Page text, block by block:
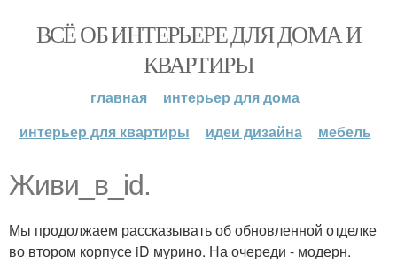
ВСЁ ОБ ИНТЕРЬЕРЕ ДЛЯ ДОМА И
КВАРТИРЫ
главная
интерьер для дома
интерьер для квартиры
идеи дизайна мебель
Живи_в_id.
Мы продолжаем рассказывать об обновленной отделке
во втором корпусе iD мурино. На очереди - модерн.